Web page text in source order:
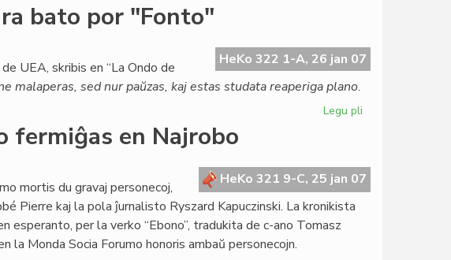
la
Nobel-
bato por "Fonto"
HeKo 322 1-A, 26 jan 07
UEA, skribis en “La Ondo de
malaperas, sed nur paŭzas, kaj estas studata reaperiga plano.
Legu pli
bato
por
fermiĝas en Najrobo
HeKo 321 9-C, 25 jan 07
mortis du gravaj personecoj,
Pierre kaj la pola ĵurnalisto Ryszard Kapuczinski. La kronikista
per la verko “Ebono”, tradukita de c-ano Tomasz
la Monda Socia Forumo honoris ambaŭ personecojn.